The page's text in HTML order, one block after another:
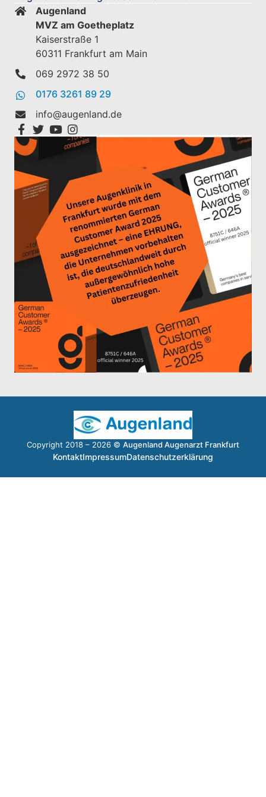
Augenland
MVZ am Goetheplatz
Kaiserstraße 1
60311 Frankfurt am Main
069 2972 38 50
0176 3261 89 29
info@augenland.de
Copyright 2018 – 2026 © Augenland Augenarzt Frankfurt
KontaktImpressumDatenschutzerklärung